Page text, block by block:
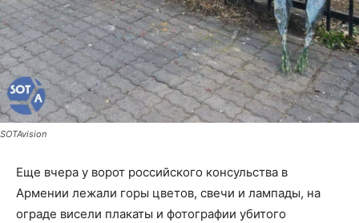
SOTAvision
Еще вчера у ворот российского консульства в
Армении лежали горы цветов, свечи и лампады, на
ограде висели плакаты и фотографии убитого